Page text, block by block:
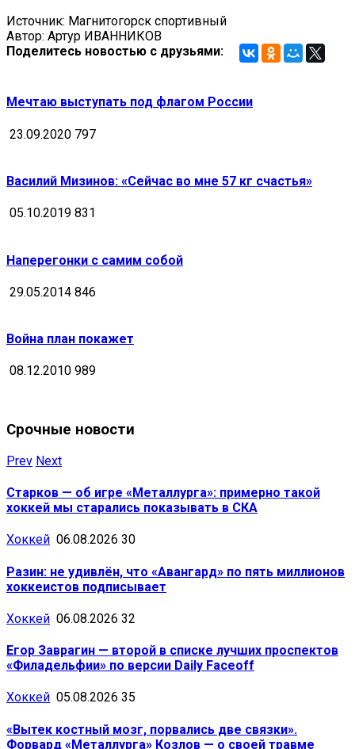
Источник: Магнитогорск спортивный
Автор: Артур ИВАННИКОВ
Поделитесь новостью с друзьями:
Мечтаю выступать под флагом России
23.09.2020 797
Василий Мизинов: «Сейчас во мне 57 кг счастья»
05.10.2019 831
Наперегонки с самим собой
29.05.2014 846
Война план покажет
08.12.2010 989
Срочные новости
Prev Next
Старков — об игре «Металлурга»: примерно такой
хоккей мы старались показывать в СКА
Хоккей 06.08.2026 30
Разин: не удивлён, что «Авангард» по пять миллионов
хоккеистов подписывает
Хоккей 06.08.2026 32
Егор Заврагин — второй в списке лучших проспектов
«Филадельфии» по версии Daily Faceoff
Хоккей 05.08.2026 35
«Вытек костный мозг, порвались две связки».
Форвард «Металлурга» Козлов — о своей травме